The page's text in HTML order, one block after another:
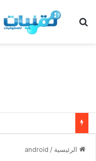
بحث عن
الرئيسية /
android